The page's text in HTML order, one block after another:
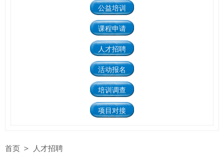
公益培训
课程申请
人才招聘
活动报名
培训调查
项目对接
首页 ＞ 人才招聘